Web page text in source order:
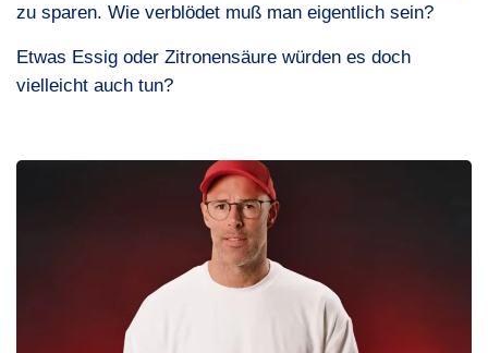
zu sparen. Wie verblödet muß man eigentlich sein?
Etwas Essig oder Zitronensäure würden es doch
vielleicht auch tun?